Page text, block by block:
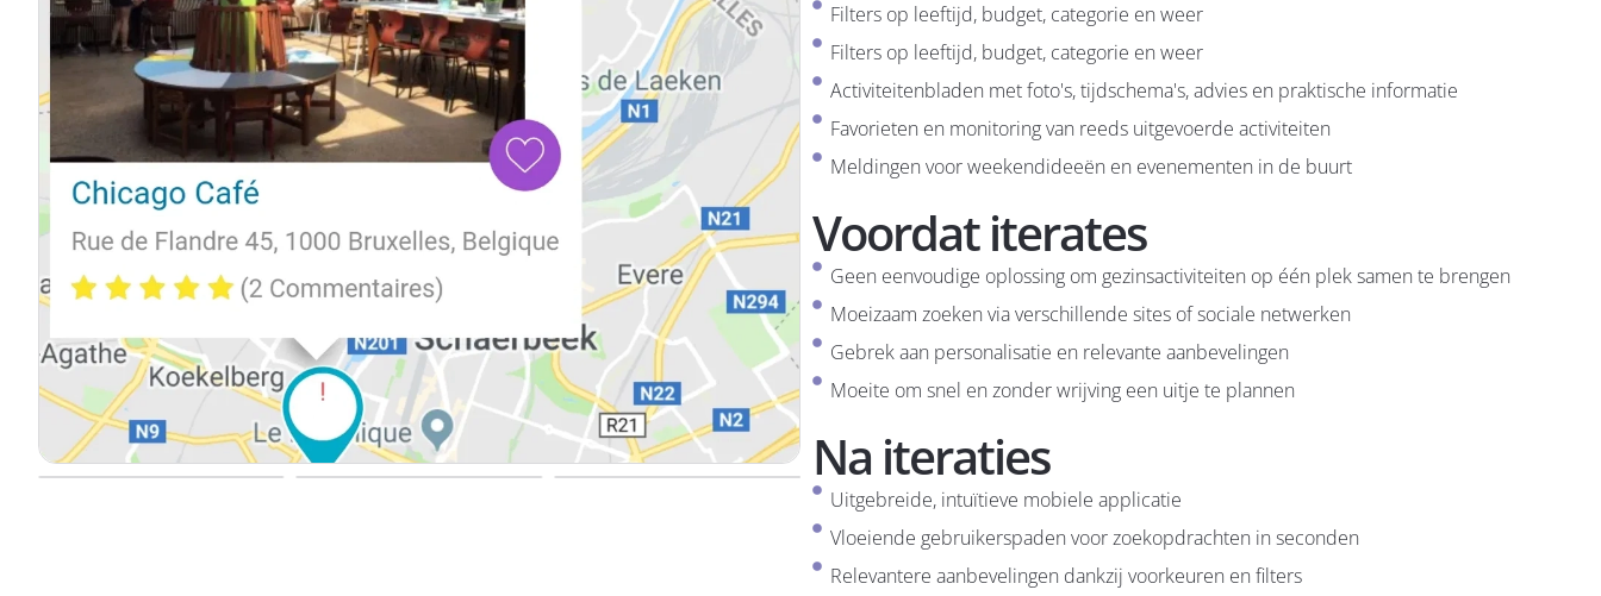
Filters op leeftijd, budget, categorie en weer
Filters op leeftijd, budget, categorie en weer
Activiteitenbladen met foto's, tijdschema's, advies en praktische informatie
Favorieten en monitoring van reeds uitgevoerde activiteiten
Meldingen voor weekendideeën en evenementen in de buurt
Voordat iterates
Geen eenvoudige oplossing om gezinsactiviteiten op één plek samen te brengen
Moeizaam zoeken via verschillende sites of sociale netwerken
Gebrek aan personalisatie en relevante aanbevelingen
Moeite om snel en zonder wrijving een uitje te plannen
Na iteraties
Uitgebreide, intuïtieve mobiele applicatie
Vloeiende gebruikerspaden voor zoekopdrachten in seconden
Relevantere aanbevelingen dankzij voorkeuren en filters